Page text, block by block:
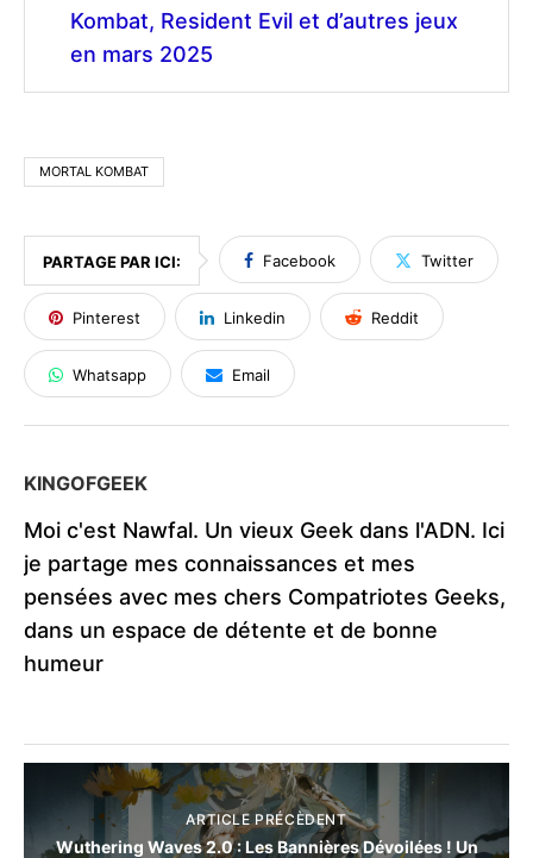
Kombat, Resident Evil et d’autres jeux
en mars 2025
MORTAL KOMBAT
PARTAGE PAR ICI: Facebook Twitter
Pinterest Linkedin Reddit
Whatsapp Email
KINGOFGEEK
Moi c'est Nawfal. Un vieux Geek dans l'ADN. Ici
je partage mes connaissances et mes
pensées avec mes chers Compatriotes Geeks,
dans un espace de détente et de bonne
humeur
ARTICLE PRÉCÈDENT
Wuthering Waves 2.0 : Les Bannières Dévoilées ! Un